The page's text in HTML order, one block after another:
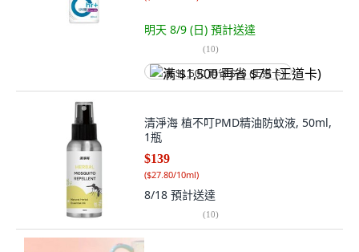
明天 8/9 (日) 預計送達
(10)
满 $1,500 再省 $75 (王道卡)
清淨海 植不叮PMD精油防蚊液, 50ml,
1瓶
$139
($27.80/10ml)
8/18 預計送達
(10)